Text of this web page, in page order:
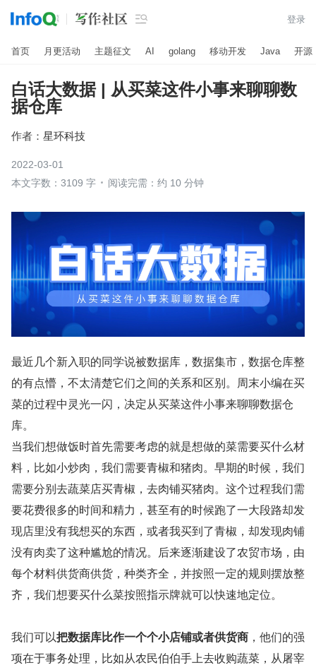
 登录
首页 月更活动 主题征文 AI golang 移动开发 Java 开源
白话大数据 | 从买菜这件小事来聊聊数
据仓库
作者： 星环科技
2022-03-01
本文字数：3109 字
阅读完需：约 10 分钟
最近几个新入职的同学说被数据库，数据集市，数据仓库整
的有点懵，不太清楚它们之间的关系和区别。周末小编在买
菜的过程中灵光一闪，决定从买菜这件小事来聊聊数据仓
库。
当我们想做饭时首先需要考虑的就是想做的菜需要买什么材
料，比如小炒肉，我们需要青椒和猪肉。早期的时候，我们
需要分别去蔬菜店买青椒，去肉铺买猪肉。这个过程我们需
要花费很多的时间和精力，甚至有的时候跑了一大段路却发
现店里没有我想买的东西，或者我买到了青椒，却发现肉铺
没有肉卖了这种尴尬的情况。后来逐渐建设了农贸市场，由
每个材料供货商供货，种类齐全，并按照一定的规则摆放整
齐，我们想要买什么菜按照指示牌就可以快速地定位。
我们可以把数据库比作一个个小店铺或者供货商 ，他们的强
项在于事务处理，比如从农民伯伯手上去收购蔬菜，从屠宰